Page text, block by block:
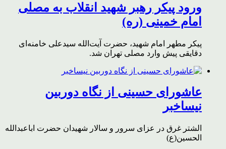
ورود پیکر رهبر شهید انقلاب به مصلی
امام خمینی (ره)
پیکر مطهر امام شهید،‌ حضرت آیت‌الله سیدعلی خامنه‌ای
دقایقی پیش وارد مصلی تهران شد.
عاشورای حسینی از نگاه دوربین
نیساخبر
الشتر غرق در عزای سرور و سالار شهیدان حضرت اباعبدالله
الحسین(ع)